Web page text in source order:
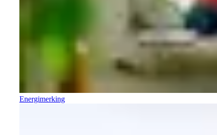
Energimerking